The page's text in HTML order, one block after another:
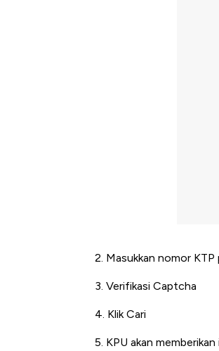
2. Masukkan nomor
3. Verifikasi Captcha
4. Klik Cari
5. KPU akan